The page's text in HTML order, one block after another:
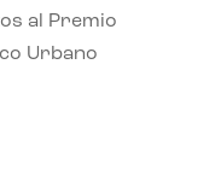
al Premio
Urbano